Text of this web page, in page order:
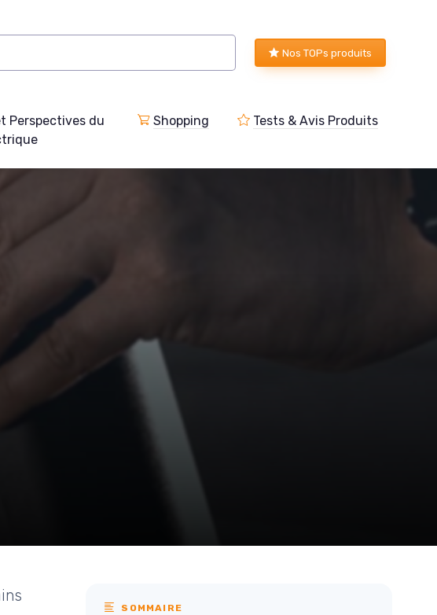
Nos TOPs produits
Perspectives du
Shopping Tests & Avis Produits
SOMMAIRE